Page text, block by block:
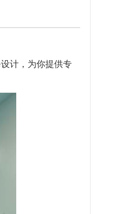
计，为你提供专